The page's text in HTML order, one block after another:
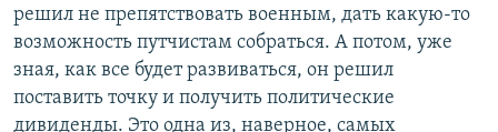
решил не препятствовать военным, дать какую-то
возможность путчистам собраться. А потом, уже
зная, как все будет развиваться, он решил
поставить точку и получить политические
дивиденды. Это одна из, наверное, самых